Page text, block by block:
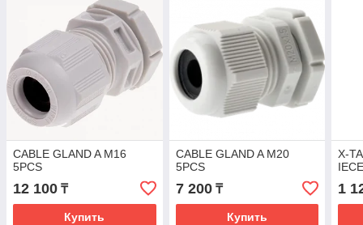
CABLE GLAND A M16
5PCS
12 100 ₸
Купить
CABLE GLAND A M20
5PCS
7 200₸
Купить
X-
1